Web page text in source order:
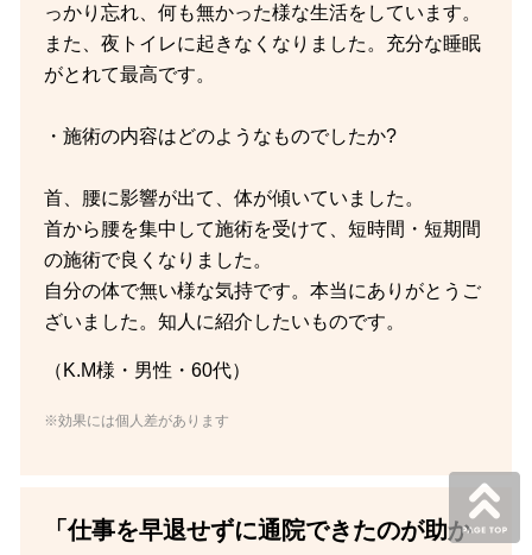
っかり忘れ、何も無かった様な生活をしています。
また、夜トイレに起きなくなりました。充分な睡眠
がとれて最高です。
・施術の内容はどのようなものでしたか?
首、腰に影響が出て、体が傾いていました。
首から腰を集中して施術を受けて、短時間・短期間
の施術で良くなりました。
自分の体で無い様な気持です。本当にありがとうご
ざいました。知人に紹介したいものです。
（K.M様・男性・60代）
※効果には個人差があります
「仕事を早退せずに通院できたのが助か